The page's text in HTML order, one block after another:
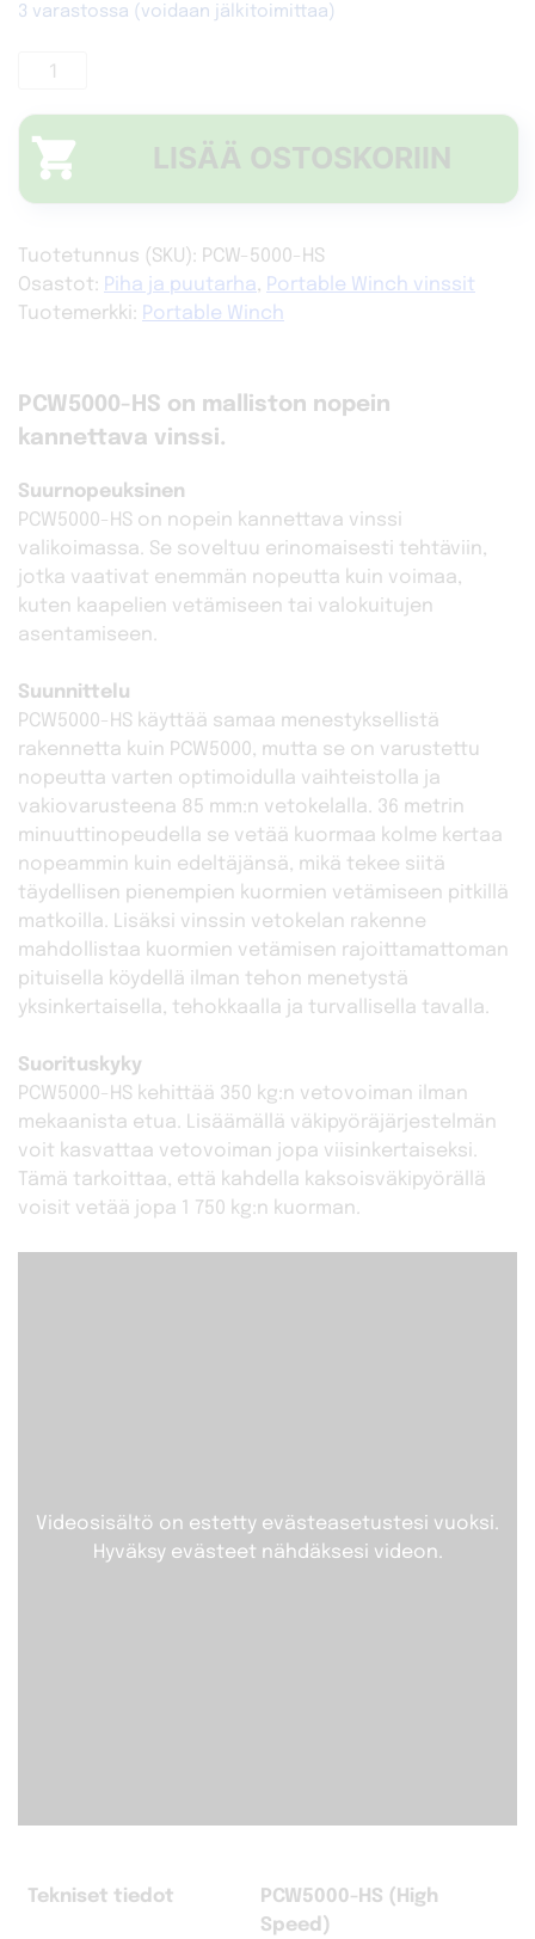
3 varastossa (voidaan jälkitoimittaa)
Portable
PCW5000-
HS
nopea
polttomoottorivinssi
LISÄÄ OSTOSKORIIN
Tuotetunnus (SKU): PCW-5000-HS
Osastot: Piha ja puutarha, Portable Winch vinssit
Tuotemerkki: Portable Winch
PCW5000-HS on malliston nopein
kannettava vinssi.
Suurnopeuksinen
PCW5000-HS on nopein kannettava vinssi
valikoimassa. Se soveltuu erinomaisesti tehtäviin,
jotka vaativat enemmän nopeutta kuin voimaa,
kuten kaapelien vetämiseen tai valokuitujen
asentamiseen.
Suunnittelu
PCW5000-HS käyttää samaa menestyksellistä
rakennetta kuin PCW5000, mutta se on varustettu
nopeutta varten optimoidulla vaihteistolla ja
vakiovarusteena 85 mm:n vetokelalla. 36 metrin
minuuttinopeudella se vetää kuormaa kolme kertaa
nopeammin kuin edeltäjänsä, mikä tekee siitä
täydellisen pienempien kuormien vetämiseen pitkillä
matkoilla. Lisäksi vinssin vetokelan rakenne
mahdollistaa kuormien vetämisen rajoittamattoman
pituisella köydellä ilman tehon menetystä
yksinkertaisella, tehokkaalla ja turvallisella tavalla.
Suorituskyky
PCW5000-HS kehittää 350 kg:n vetovoiman ilman
mekaanista etua. Lisäämällä väkipyöräjärjestelmän
voit kasvattaa vetovoiman jopa viisinkertaiseksi.
Tämä tarkoittaa, että kahdella kaksoisväkipyörällä
voisit vetää jopa 1 750 kg:n kuorman.
Videosisältö on estetty evästeasetustesi vuoksi.
Hyväksy evästeet nähdäksesi videon.
Tekniset tiedot
PCW5000-HS (High
Speed)